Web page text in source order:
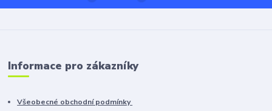
Informace pro zákazníky
Všeobecné obchodní podmínky